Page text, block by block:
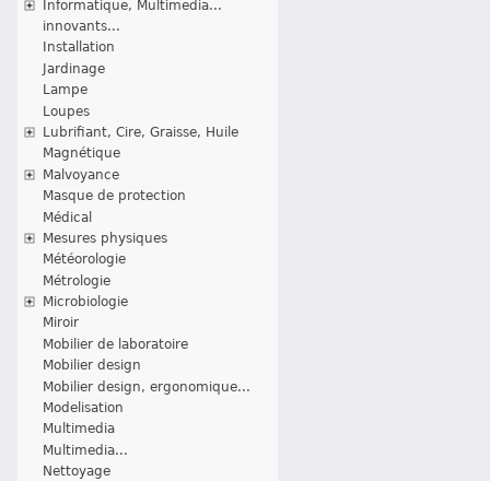
Informatique, Multimedia...
innovants...
Installation
Jardinage
Lampe
Loupes
Lubrifiant, Cire, Graisse, Huile
Magnétique
Malvoyance
Masque de protection
Médical
Mesures physiques
Météorologie
Métrologie
Microbiologie
Miroir
Mobilier de laboratoire
Mobilier design
Mobilier design, ergonomique...
Modelisation
Multimedia
Multimedia...
Nettoyage